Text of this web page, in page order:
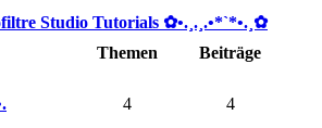
Studio Tutorials ✿ •.¸.¸.•*`*•.¸✿
Themen Beiträge
4 4